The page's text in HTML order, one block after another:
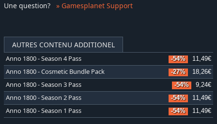
AUTRES CONTENU ADDITIONEL
Anno 1800 - Season 4 Pass -54% 11,49€
Anno 1800 - Cosmetic Bundle Pack -27% 18,26€
Anno 1800 - Season 3 Pass -54% 9,24€
Anno 1800 - Season 2 Pass -54% 11,49€
Anno 1800 - Season 1 Pass -54% 11,49€
Une question? » Gamesplanet Support